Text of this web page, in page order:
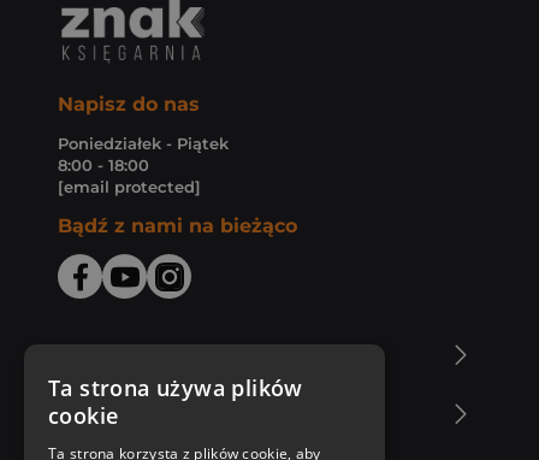
Napisz do nas
Poniedziałek - Piątek
8:00 - 18:00
[email protected]
Bądź z nami na bieżąco
Zakupy u nas
Ta strona używa plików
cookie
Ta strona korzysta z plików cookie, aby